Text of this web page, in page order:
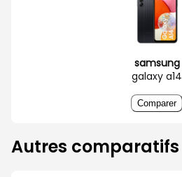
samsung
galaxy a14
Comparer
Autres comparatifs